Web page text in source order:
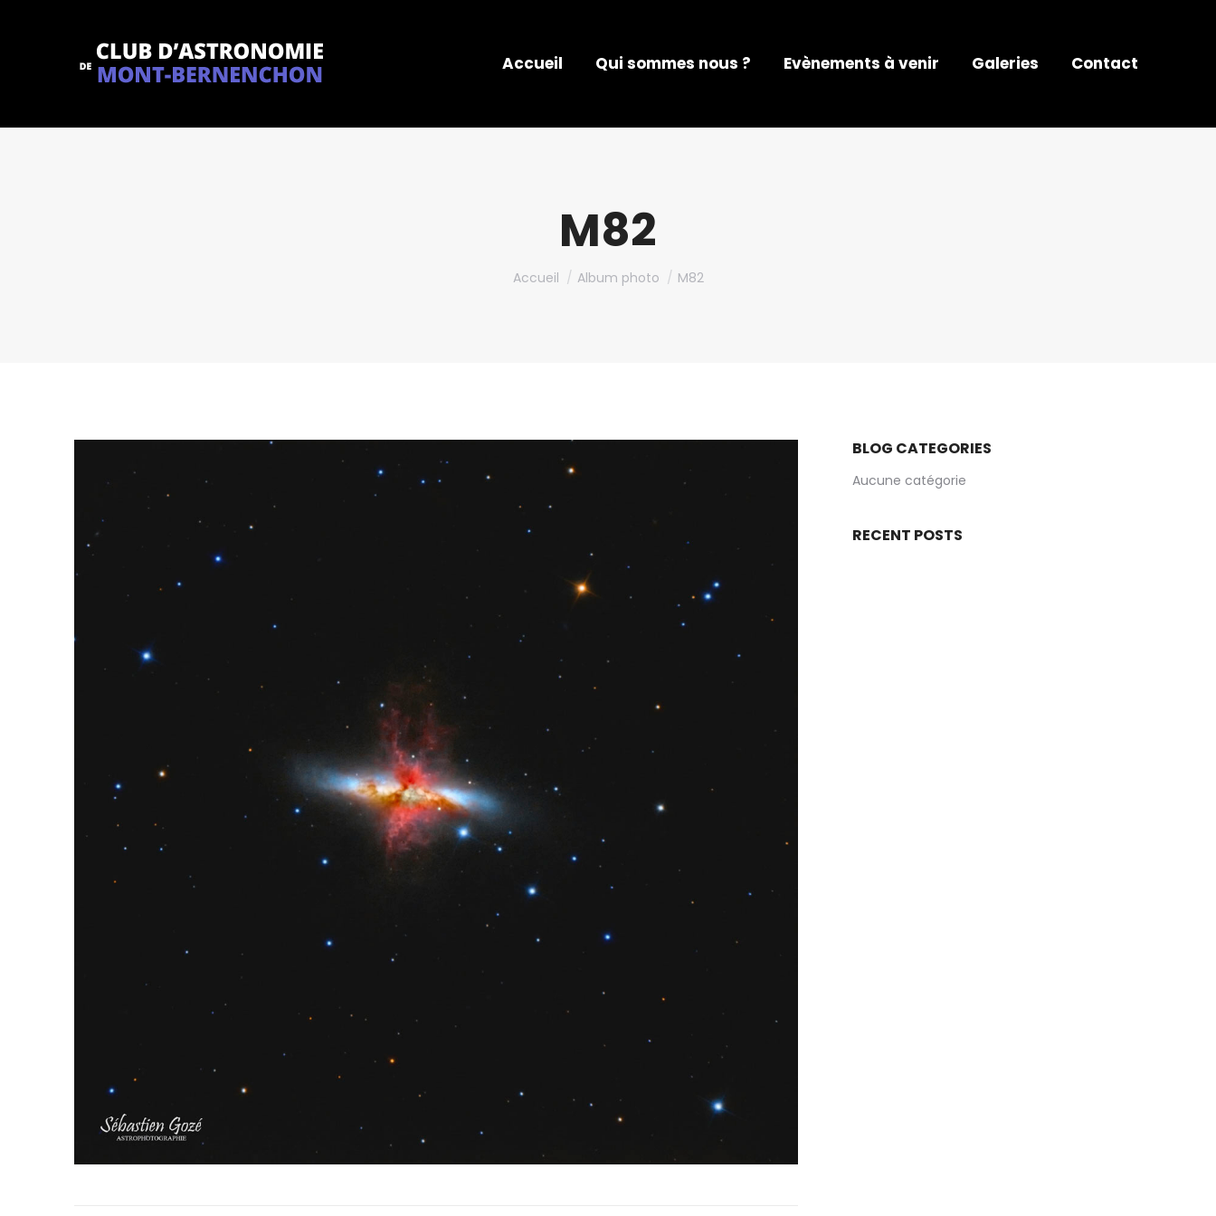
Accueil Qui sommes nous ? Evènements à venir Galeries Contact
M82
Vous êtes ici :
Accueil Album photo M82
BLOG CATEGORIES
Aucune catégorie
RECENT POSTS